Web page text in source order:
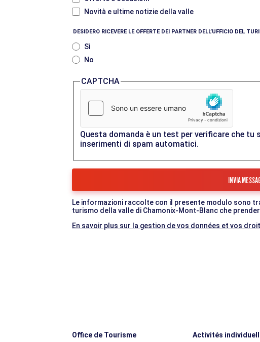
Novità e ultime notizie della valle
DESIDERO RICEVERE LE OFFERTE DEI PARTNER DELL’UFFICIO DEL
Sì
No
CAPTCHA
Questa domanda è un test per verificare che tu
inserimenti di spam automatici.
Le informazioni raccolte con il presente modulo sono
turismo della valle di Chamonix-Mont-Blanc che
En savoir plus sur la gestion de vos données et vos
Office de Tourisme Activités